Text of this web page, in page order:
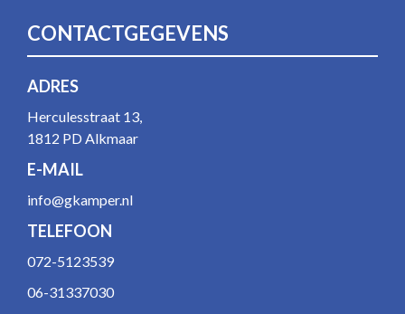
CONTACTGEGEVENS
ADRES
Herculesstraat 13,
1812 PD Alkmaar
E-MAIL
info@gkamper.nl
TELEFOON
072-5123539
06-31337030